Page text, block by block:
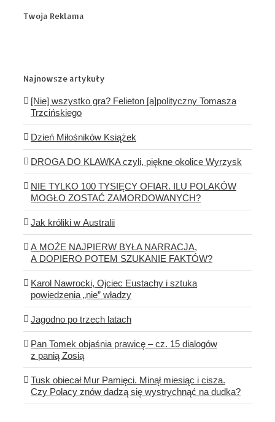
Twoja Reklama
Najnowsze artykuły
[Nie] wszystko gra? Felieton [a]polityczny Tomasza
Trzcińskiego
Dzień Miłośników Książek
DROGA DO KLAWKA czyli, piękne okolice Wyrzysk
NIE TYLKO 100 TYSIĘCY OFIAR. ILU POLAKÓW
MOGŁO ZOSTAĆ ZAMORDOWANYCH?
Jak króliki w Australii
A MOŻE NAJPIERW BYŁA NARRACJA,
A DOPIERO POTEM SZUKANIE FAKTÓW?
Karol Nawrocki, Ojciec Eustachy i sztuka
powiedzenia „nie” władzy
Jagodno po trzech latach
Pan Tomek objaśnia prawicę – cz. 15 dialogów
z panią Zosią
Tusk obiecał Mur Pamięci. Minął miesiąc i cisza.
Czy Polacy znów dadzą się wystrychnąć na dudka?